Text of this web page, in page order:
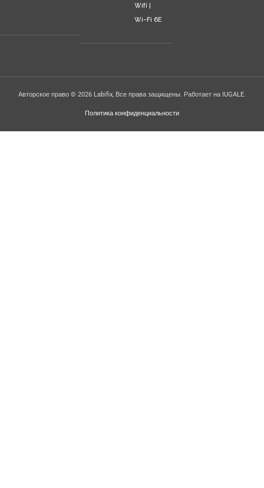
Wifi |
Wi-Fi 6E
Авторское право © 2026 Labifix, Все права защищены. Работает на IUGALE.
Политика конфиденциальности